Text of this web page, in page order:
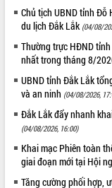
Thứ trưởng Bộ Y tế làm
Đắk Lắk về phát triển
Du lịch Đắk Lắk nâng tầm
du khách thông qua Hệ
liệu và Bản đồ số
Tập huấn ứng dụng trí tuệ
trong thương mại điện tử
Đoàn đại biểu Quốc hội tỉnh
trao đổi thông tin trước Kỳ
nhất, Quốc hội khóa XVI
Quyết liệt cải cách hành
Chủ tịch UBND tỉnh Đỗ
du lịch Đắk Lắk (04/08/
Thường trực HĐND
nhất trong tháng 8/
UBND tỉnh Đắk Lắk
và an ninh (04/08/2026,
Đắk Lắk đẩy nhanh
(04/08/2026, 16:00)
Khai mạc Phiên toàn
giai đoạn mới tại Hội
Tăng cường phối hợp,